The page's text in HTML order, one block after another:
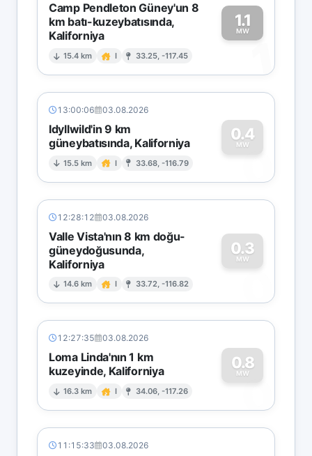
Camp Pendleton Güney'un 8
km batı-kuzeybatısında,
Kaliforniya
15.4 km I 33.25, -117.45
1.1
MW
1
13:00:06 03.08.2026
Idyllwild'in 9 km
güneybatısında, Kaliforniya
15.5 km I 33.68, -116.79
0.4
MW
0
12:28:12 03.08.2026
Valle Vista'nın 8 km doğu-
güneydoğusunda,
Kaliforniya
14.6 km I 33.72, -116.82
0.3
MW
0
12:27:35 03.08.2026
Loma Linda'nın 1 km
kuzeyinde, Kaliforniya
16.3 km I 34.06, -117.26
0.8
MW
0
11:15:33 03.08.2026